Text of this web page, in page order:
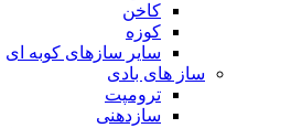
کاخن
کوزه
سایر سازهای کوبه ای
ساز های بادی
ترومپت
سازدهنی